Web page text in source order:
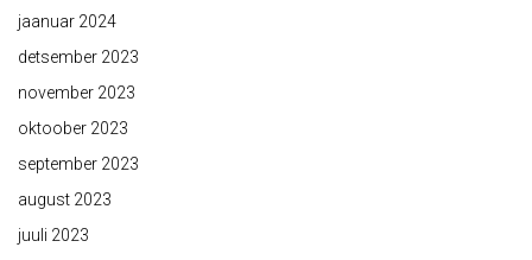
jaanuar 2024
detsember 2023
november 2023
oktoober 2023
september 2023
august 2023
juuli 2023